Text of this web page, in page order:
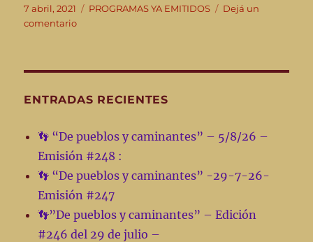
Publicado
el
7 abril, 2021 Categorías
PROGRAMAS YA EMITIDOS
Dejá un
comentarioen
-
y
Caminantes-
ENTRADAS RECIENTES
👣 “De pueblos y caminantes” – 5/8/26 –
Emisión #248 :
👣 “De pueblos y caminantes” -29-7-26-
Emisión #247
👣”De pueblos y caminantes” – Edición
#246 del 29 de julio –